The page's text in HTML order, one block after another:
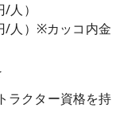
人）
/人）※カッコ内金
ラクター資格を持